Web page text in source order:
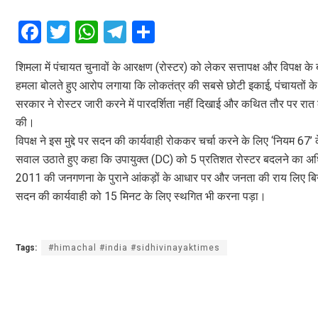
F
a
ce
b
o
k
T
tt
er
W
h
at
s
p
p
T
e
gr
m
h
ar
e
शिमला में पंचायत चुनावों के आरक्षण (रोस्टर) को लेकर सत्तापक्ष और विपक्ष
हमला बोलते हुए आरोप लगाया कि लोकतंत्र की सबसे छोटी इकाई, पंचायतों
सरकार ने रोस्टर जारी करने में पारदर्शिता नहीं दिखाई और कथित तौर
की।
विपक्ष ने इस मुद्दे पर सदन की कार्यवाही रोककर चर्चा करने के लिए ‘नियम
सवाल उठाते हुए कहा कि उपायुक्त (DC) को 5 प्रतिशत रोस्टर बदलने का
2011 की जनगणना के पुराने आंकड़ों के आधार पर और जनता की राय लिए
सदन की कार्यवाही को 15 मिनट के लिए स्थगित भी करना पड़ा।
Tags: #himachal #india #sidhivinayaktimes